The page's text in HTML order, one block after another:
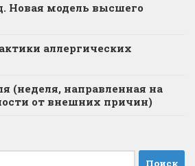
Новая модель высшего
аллергических
(неделя, направленная на
от внешних причин)